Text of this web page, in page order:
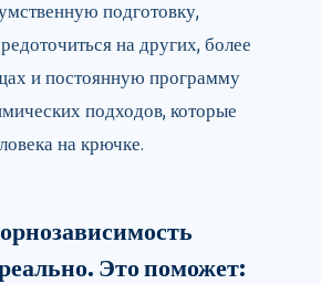
подготовку,
на других, более
и постоянную программу
подходов, которые
на крючке.
Это поможет: